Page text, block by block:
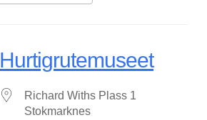
Hurtigrutemuseet
Richard Withs Plass 1
Stokmarknes